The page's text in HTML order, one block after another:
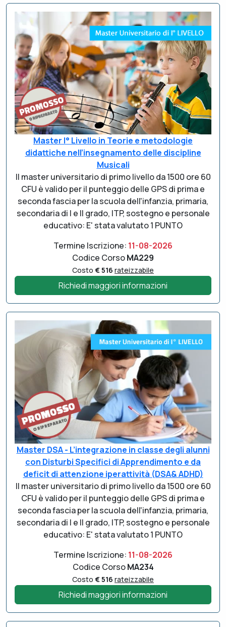
Master I° Livello in Teorie e metodologie
didattiche nell’insegnamento delle discipline
Musicali
Il master universitario di primo livello da 1500 ore 60
CFU è valido per il punteggio delle GPS di prima e
seconda fascia per la scuola dell'infanzia, primaria,
secondaria di I e II grado, ITP, sostegno e personale
educativo: E' stata valutato 1 PUNTO
Termine Iscrizione: 11-08-2026
Codice CorsoMA229
Costo € 516 rateizzabile
Richiedi maggiori informazioni
Master DSA - L’integrazione in classe degli alunni
con Disturbi Specifici di Apprendimento e da
deficit di attenzione iperattività (DSA& ADHD)
Il master universitario di primo livello da 1500 ore 60
CFU è valido per il punteggio delle GPS di prima e
seconda fascia per la scuola dell'infanzia, primaria,
secondaria di I e II grado, ITP, sostegno e personale
educativo: E' stata valutato 1 PUNTO
Termine Iscrizione: 11-08-2026
Codice CorsoMA234
Costo € 516 rateizzabile
Richiedi maggiori informazioni